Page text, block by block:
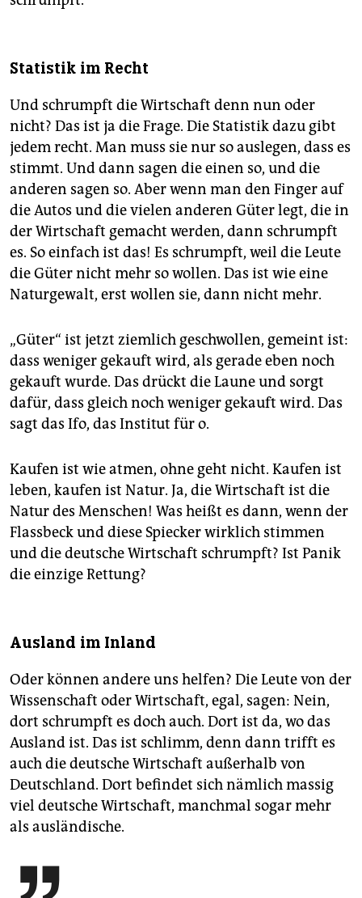
Statistik im Recht
Und schrumpft die Wirtschaft denn nun oder
nicht? Das ist ja die Frage. Die Statistik dazu gibt
jedem recht. Man muss sie nur so auslegen, dass es
stimmt. Und dann sagen die einen so, und die
anderen sagen so. Aber wenn man den Finger auf
die Autos und die vielen anderen Güter legt, die in
der Wirtschaft gemacht werden, dann schrumpft
es. So einfach ist das! Es schrumpft, weil die Leute
die Güter nicht mehr so wollen. Das ist wie eine
Naturgewalt, erst wollen sie, dann nicht mehr.
„Güter“ ist jetzt ziemlich geschwollen, gemeint ist:
dass weniger gekauft wird, als gerade eben noch
gekauft wurde. Das drückt die Laune und sorgt
dafür, dass gleich noch weniger gekauft wird. Das
sagt das Ifo, das Institut für o.
Kaufen ist wie atmen, ohne geht nicht. Kaufen ist
leben, kaufen ist Natur. Ja, die Wirtschaft ist die
Natur des Menschen! Was heißt es dann, wenn der
Flassbeck und diese Spiecker wirklich stimmen
und die deutsche Wirtschaft schrumpft? Ist Panik
die einzige Rettung?
Ausland im Inland
Oder können andere uns helfen? Die Leute von der
Wissenschaft oder Wirtschaft, egal, sagen: Nein,
dort schrumpft es doch auch. Dort ist da, wo das
Ausland ist. Das ist schlimm, denn dann trifft es
auch die deutsche Wirtschaft außerhalb von
Deutschland. Dort befindet sich nämlich massig
viel deutsche Wirtschaft, manchmal sogar mehr
als ausländische.
